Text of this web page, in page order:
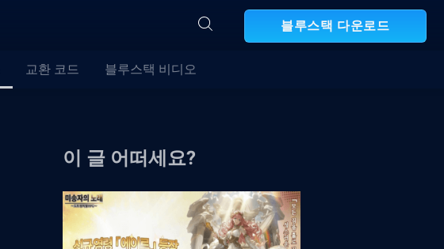
블루스택 다운로드
교환 코드 블루스택 비디오
이 글 어떠세요?